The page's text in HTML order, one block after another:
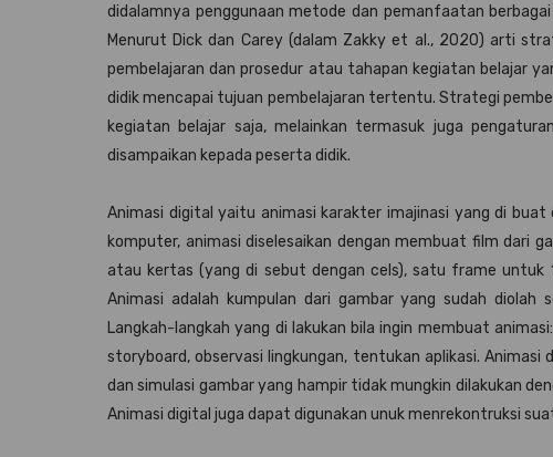
didalamnya penggunaan metode dan pemanfaatan
Menurut Dick dan Carey (dalam Zakky et al., 2020) arti
pembelajaran dan prosedur atau tahapan kegiatan belajar
didik mencapai tujuan pembelajaran tertentu. Strategi
kegiatan belajar saja, melainkan termasuk juga
disampaikan kepada peserta didik.
Animasi digital yaitu animasi karakter imajinasi yang di
komputer, animasi diselesaikan dengan membuat film dari
atau kertas (yang di sebut dengan cels), satu frame untuk
Animasi adalah kumpulan dari gambar yang sudah diolah
Langkah-langkah yang di lakukan bila ingin membuat
storyboard, observasi lingkungan, tentukan aplikasi.
dan simulasi gambar yang hampir tidak mungkin dilakukan
Animasi digital juga dapat digunakan unuk menrekontruksi